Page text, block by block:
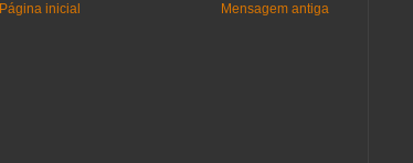
Mensagem antiga
Página inicial